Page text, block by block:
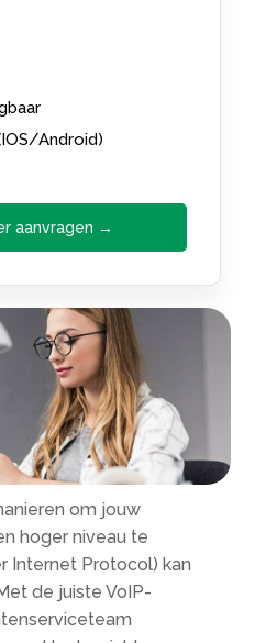
Android)
aanvragen →
om jouw
hoger niveau te
Internet Protocol) kan
de juiste VoIP-